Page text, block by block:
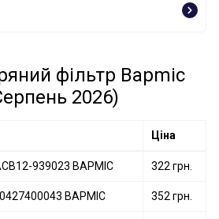
фільтр Bapmic
2026)
Ціна
939023 BAPMIC 322 грн.
BAPMIC 352 грн.